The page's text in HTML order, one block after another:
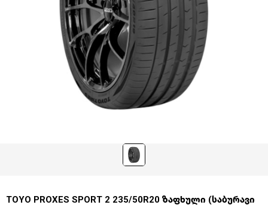
TOYO PROXES SPORT 2 235/50R20 ზაფხული (საბურავი